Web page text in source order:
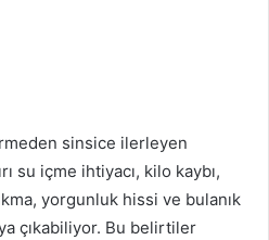
sinsice ilerleyen
su içme ihtiyacı, kilo kaybı,
yorgunluk hissi ve bulanık
çıkabiliyor. Bu belirtiler